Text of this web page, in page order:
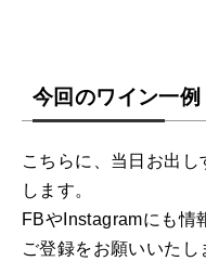
今回のワイン一例
こちらに、当日お出
します。
FBやInstagramにも情
ご登録をお願いいたし